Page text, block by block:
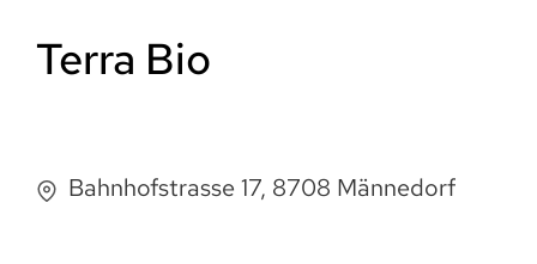
Terra Bio
Bahnhofstrasse 17, 8708 Männedorf